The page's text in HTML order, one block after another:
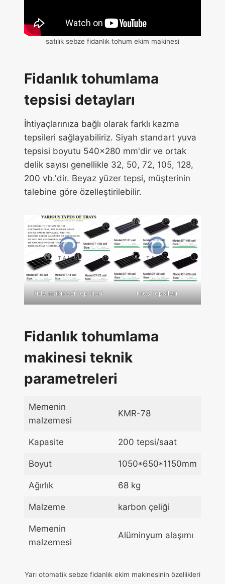
satılık sebze fidanlık tohum ekim makinesi
Fidanlık tohumlama
tepsisi detayları
İhtiyaçlarınıza bağlı olarak farklı kazma
tepsileri sağlayabiliriz. Siyah standart yuva
tepsisi boyutu 540x280 mm'dir ve ortak
delik sayısı genellikle 32, 50, 72, 105, 128,
200 vb.'dir. Beyaz yüzer tepsi, müşterinin
talebine göre özelleştirilebilir.
fide makinesi tepsileri kreş tepsileri
Fidanlık tohumlama
makinesi teknik
parametreleri
Memenin
malzemesi
KMR-78
Kapasite 200 tepsi/saat
Boyut 1050*650*1150mm
Ağırlık 68 kg
Malzeme karbon çeliği
Memenin
malzemesi
Alüminyum alaşımı
Yarı otomatik sebze fidanlık ekim makinesinin özellikleri